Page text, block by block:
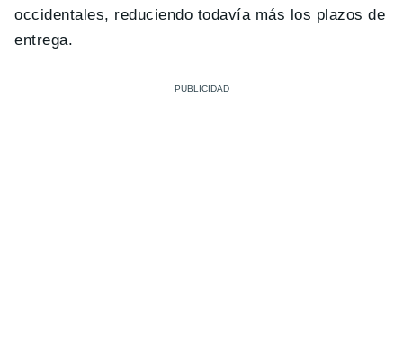
occidentales, reduciendo todavía más los plazos de
entrega.